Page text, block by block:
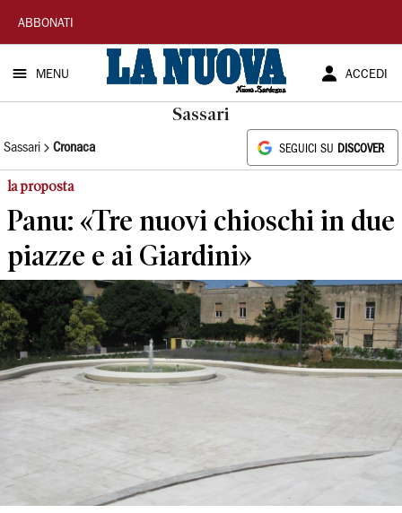
La
Nuova
Sardegna
ABBONATI
MENU ACCEDI
Sassari
Sassari Cronaca SEGUICI SU DISCOVER
la proposta
Panu: «Tre nuovi chioschi in due
piazze e ai Giardini»